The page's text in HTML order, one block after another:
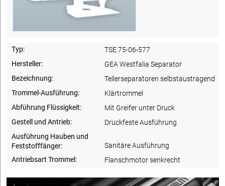
Typ:
TSE 75-06-577
Hersteller:
GEA Westfalia Separator
Bezeichnung:
Tellerseparatoren selbstaustragend
Trommel-Ausführung:
Klärtrommel
Abführung Flüssigkeit:
Mit Greifer unter Druck
Gestell und Antrieb:
Druckfeste Ausführung
Ausführung Hauben und
Feststofffänger:
Sanitäre Ausführung
Antriebsart Trommel:
Flanschmotor senkrecht